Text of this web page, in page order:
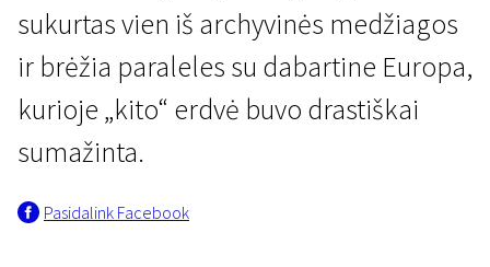
Neišgalvotas gyvenimas
Kelionė į Saulę
sukurtas vien iš archyvinės medžiagos
ir brėžia paraleles su dabartine Europa,
kurioje „kito“ erdvė buvo drastiškai
sumažinta.
Pasidalink Facebook